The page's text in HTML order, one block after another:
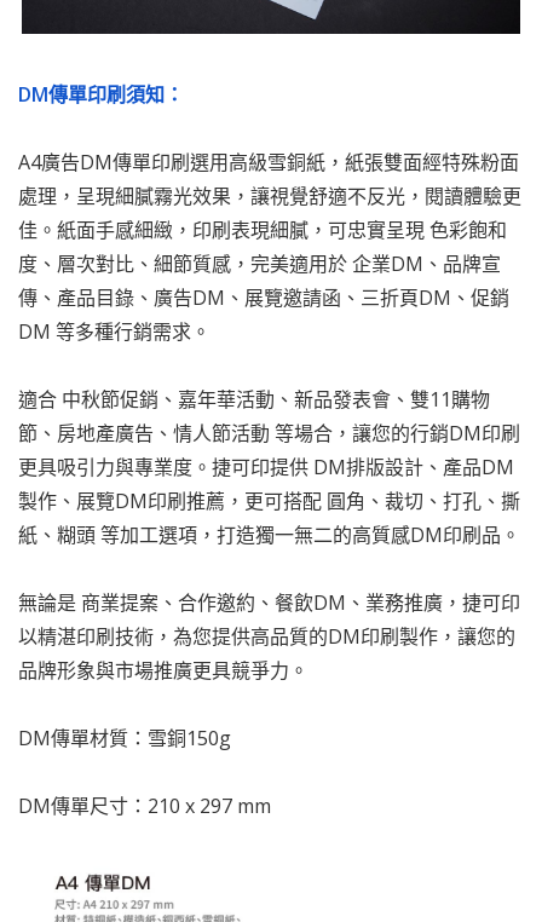
DM傳單印刷須知：
A4廣告DM傳單印刷選用高級雪銅紙，紙張雙面經特殊粉面
處理，呈現細膩霧光效果，讓視覺舒適不反光，閱讀體驗更
佳。紙面手感細緻，印刷表現細膩，可忠實呈現 色彩飽和
度、層次對比、細節質感，完美適用於 企業DM、品牌宣
傳、產品目錄、廣告DM、展覽邀請函、三折頁DM、促銷
DM 等多種行銷需求。
適合 中秋節促銷、嘉年華活動、新品發表會、雙11購物
節、房地產廣告、情人節活動 等場合，讓您的行銷DM印刷
更具吸引力與專業度。捷可印提供 DM排版設計、產品DM
製作、展覽DM印刷推薦，更可搭配 圓角、裁切、打孔、撕
紙、糊頭 等加工選項，打造獨一無二的高質感DM印刷品。
無論是 商業提案、合作邀約、餐飲DM、業務推廣，捷可印
以精湛印刷技術，為您提供高品質的DM印刷製作，讓您的
品牌形象與市場推廣更具競爭力。
DM傳單材質：雪銅150g
DM傳單尺寸：210 x 297 mm